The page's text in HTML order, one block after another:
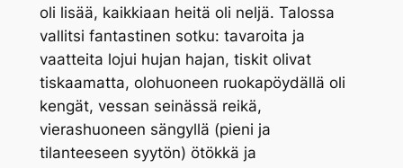
oli lisää, kaikkiaan heitä oli neljä. Talossa
vallitsi fantastinen sotku: tavaroita ja
vaatteita lojui hujan hajan, tiskit olivat
tiskaamatta, olohuoneen ruokapöydällä oli
kengät, vessan seinässä reikä,
vierashuoneen sängyllä (pieni ja
tilanteeseen syytön) ötökkä ja